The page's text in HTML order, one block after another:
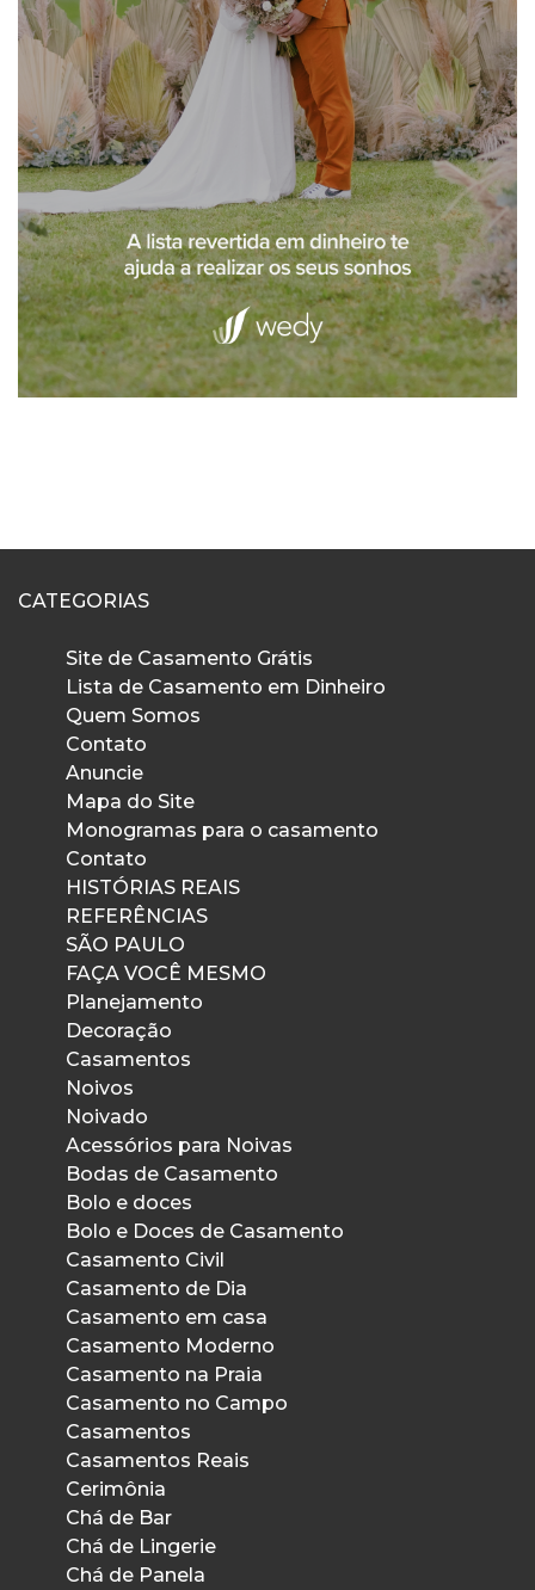
CATEGORIAS
Site de Casamento Grátis
Lista de Casamento em Dinheiro
Quem Somos
Contato
Anuncie
Mapa do Site
Monogramas para o casamento
Contato
HISTÓRIAS REAIS
REFERÊNCIAS
SÃO PAULO
FAÇA VOCÊ MESMO
Planejamento
Decoração
Casamentos
Noivos
Noivado
Acessórios para Noivas
Bodas de Casamento
Bolo e doces
Bolo e Doces de Casamento
Casamento Civil
Casamento de Dia
Casamento em casa
Casamento Moderno
Casamento na Praia
Casamento no Campo
Casamentos
Casamentos Reais
Cerimônia
Chá de Bar
Chá de Lingerie
Chá de Panela